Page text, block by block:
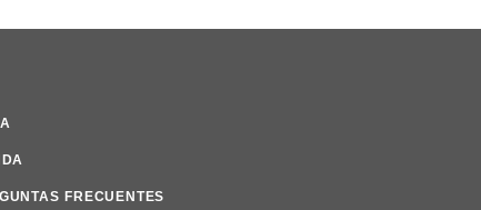
FRECUENTES